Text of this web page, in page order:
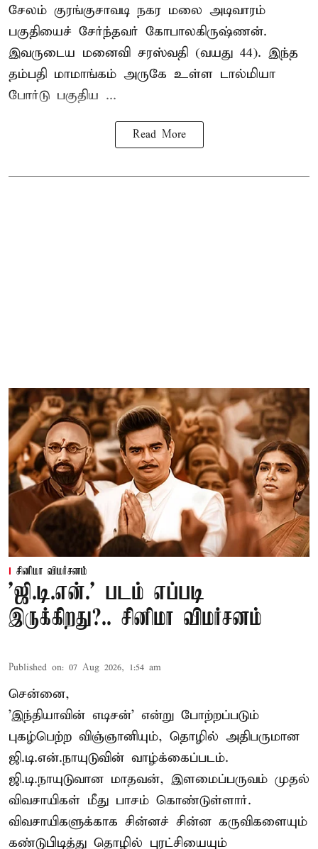
சேலம் குரங்குசாவடி நகர மலை அடிவாரம்
பகுதியைச் சேர்ந்தவர் கோபாலகிருஷ்ணன்.
இவருடைய மனைவி சரஸ்வதி (வயது 44). இந்த
தம்பதி மாமாங்கம் அருகே உள்ள டால்மியா
போர்டு பகுதிய ...
Read More
சினிமா விமர்சனம்
'ஜி.டி.என்.' படம் எப்படி
இருக்கிறது?.. சினிமா விமர்சனம்
Published on: 07 Aug 2026, 1:54 am
சென்னை,
'இந்தியாவின் எடிசன்' என்று போற்றப்படும்
புகழ்பெற்ற விஞ்ஞானியும், தொழில் அதிபருமான
ஜி.டி.என்.நாயுடுவின் வாழ்க்கைப்படம்.
ஜி.டி.நாயுடுவான மாதவன், இளமைப்பருவம் முதல்
விவசாயிகள் மீது பாசம் கொண்டுள்ளார்.
விவசாயிகளுக்காக சின்னச் சின்ன கருவிகளையும்
கண்டுபிடித்து தொழில் புரட்சியையும்